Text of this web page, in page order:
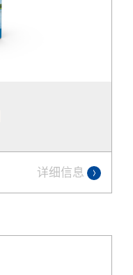
详细信息